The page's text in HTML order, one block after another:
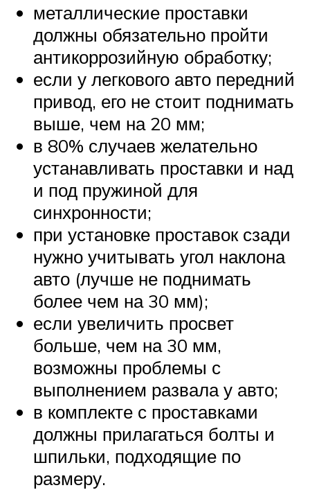
металлические проставки
должны обязательно пройти
антикоррозийную обработку;
если у легкового авто передний
привод, его не стоит поднимать
выше, чем на 20 мм;
в 80% случаев желательно
устанавливать проставки и над
и под пружиной для
синхронности;
при установке проставок сзади
нужно учитывать угол наклона
авто (лучше не поднимать
более чем на 30 мм);
если увеличить просвет
больше, чем на 30 мм,
возможны проблемы с
выполнением развала у авто;
в комплекте с проставками
должны прилагаться болты и
шпильки, подходящие по
размеру.